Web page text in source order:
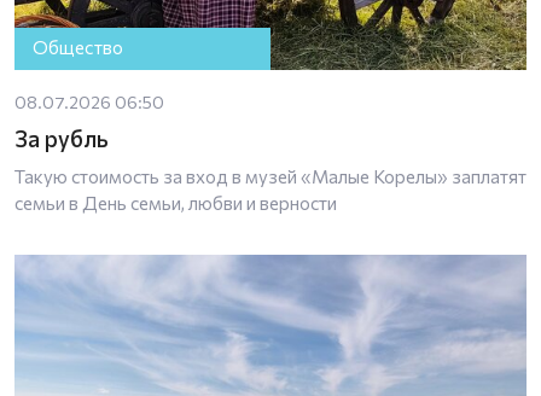
Общество
08.07.2026 06:50
За рубль
Такую стоимость за вход в музей «Малые Корелы» заплатят
семьи в День семьи, любви и верности